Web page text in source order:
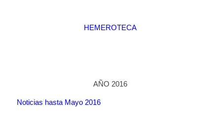
HEMEROTECA
AÑO 2016
Noticias hasta Mayo 2016